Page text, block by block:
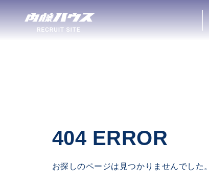
404 ERROR
お探しのページは見つかりませんでした。